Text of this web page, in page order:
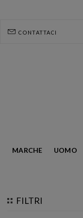
CONTATTACI
MARCHE UOMO
HOMEPAGE
ANELLISSIMO
FILTRI